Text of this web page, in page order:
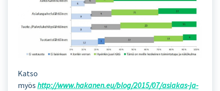
Katso
myös http://www.hakanen.eu/blog/2015/07/asiakas-ja-